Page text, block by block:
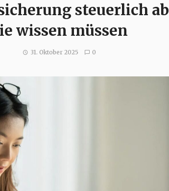
steuerlich
wissen müssen
31. Oktober 2025 0